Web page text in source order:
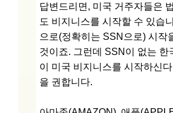
답변드리면, 미국 거주자들은
도 비지니스를 시작할 수 있습
으로(정확히는 SSN으로) 시작
것이죠. 그런데 SSN이 없는 한
이 미국 비지니스를 시작하신
을 권합니다.